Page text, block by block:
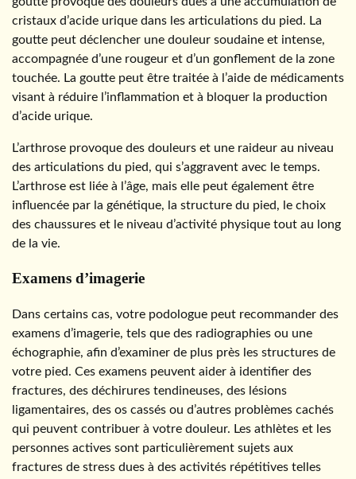
cristaux d’acide urique dans les articulations du pied. La
goutte peut déclencher une douleur soudaine et intense,
accompagnée d’une rougeur et d’un gonflement de la zone
touchée. La goutte peut être traitée à l’aide de médicaments
visant à réduire l’inflammation et à bloquer la production
d’acide urique.
L’arthrose provoque des douleurs et une raideur au niveau
des articulations du pied, qui s’aggravent avec le temps.
L’arthrose est liée à l’âge, mais elle peut également être
influencée par la génétique, la structure du pied, le choix
des chaussures et le niveau d’activité physique tout au long
de la vie.
Examens d’imagerie
Dans certains cas, votre podologue peut recommander des
examens d’imagerie, tels que des radiographies ou une
échographie, afin d’examiner de plus près les structures de
votre pied. Ces examens peuvent aider à identifier des
fractures, des déchirures tendineuses, des lésions
ligamentaires, des os cassés ou d’autres problèmes cachés
qui peuvent contribuer à votre douleur. Les athlètes et les
personnes actives sont particulièrement sujets aux
fractures de stress dues à des activités répétitives telles